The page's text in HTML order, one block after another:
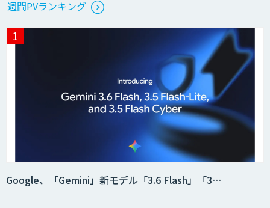
週間PVランキング
Google、「Gemini」新モデル「3.6 Flash」「3…